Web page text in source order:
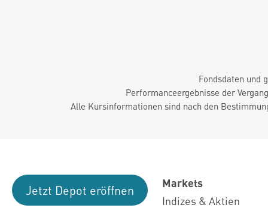
Fondsdaten und
Performanceergebnisse der
Alle Kursinformationen sind nach den
Jetzt Depot eröffnen
Markets
Indizes & Aktien